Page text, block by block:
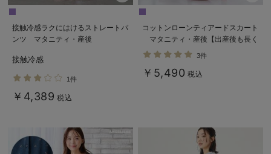
接触冷感ラクにはけるストレートパ
ンツ マタニティ・産後
接触冷感
1件
￥4,389 税込
コットンローンティアードスカート
マタニティ・産後【出産後も長く
使える】
3件
￥5,490 税込